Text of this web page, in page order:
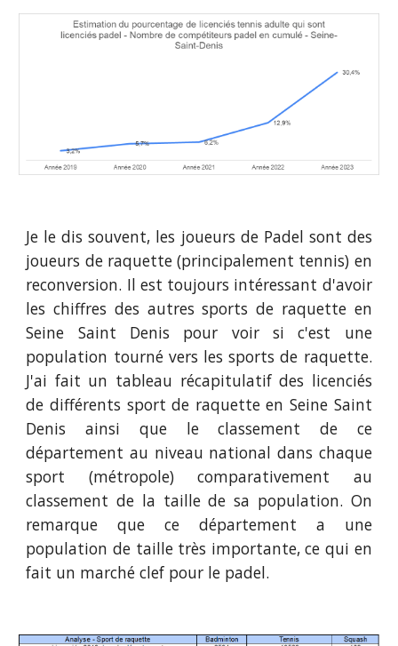
Je le dis souvent, les joueurs de Padel sont des
joueurs de raquette (principalement tennis) en
reconversion. Il est toujours intéressant d'avoir
les chiffres des autres sports de raquette en
Seine Saint Denis pour voir si c'est une
population tourné vers les sports de raquette.
J'ai fait un tableau récapitulatif des licenciés
de différents sport de raquetteen Seine Saint
Denis ainsi que le classement de ce
département au niveau national dans chaque
sport (métropole) comparativement au
classement de la taille de sa population. On
remarque que ce département a une
population de taille très importante, ce qui en
fait un marché clef pour le padel.